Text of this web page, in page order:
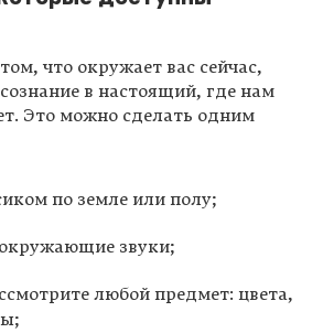
что окружает вас сейчас,
в настоящий, где нам
Это можно сделать одним
по земле или полу;
звуки;
любой предмет: цвета,